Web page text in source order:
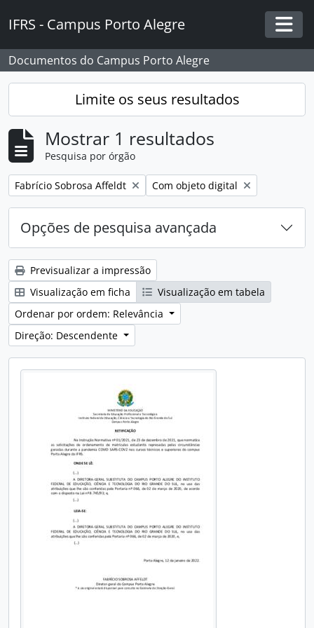
IFRS - Campus Porto Alegre
Documentos do Campus Porto Alegre
Limite os seus resultados
Mostrar 1 resultados
Pesquisa por órgão
Remover filtro:
Fabrício Sobrosa Affeldt Remover filtro:
Com objeto digital
Opções de pesquisa avançada
Previsualizar a impressão
Visualização em ficha
Visualização em tabela
Ordenar por ordem: Relevância
Direção: Descendente